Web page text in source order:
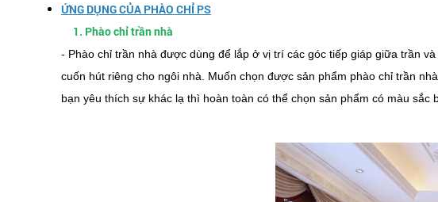
ỨNG DỤNG CỦA PHÀO CHỈ PS
1. Phào chỉ trần nhà
- Phào chỉ trần nhà được dùng để lắp ở vị trí các góc tiếp giáp giữa trần
cuốn hút riêng cho ngôi nhà. Muốn chọn được sản phẩm phào chỉ trần
bạn yêu thích sự khác lạ thì hoàn toàn có thể chọn sản phẩm có màu sắc